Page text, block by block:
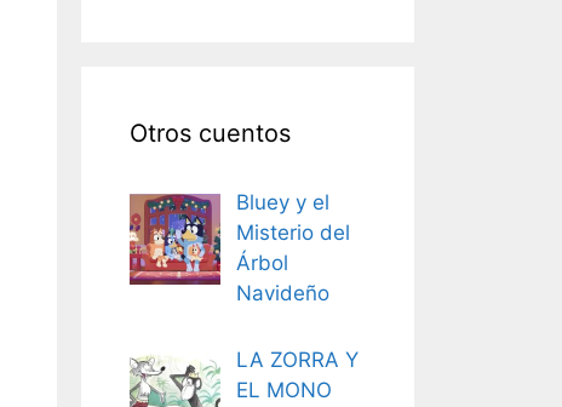
Otros cuentos
Bluey y el
Misterio del
Árbol
Navideño
LA ZORRA Y
EL MONO